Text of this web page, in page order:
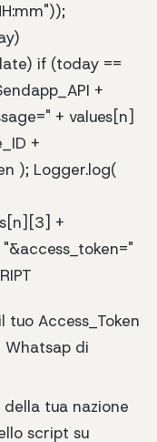
if (today ==
+
+ values[n]
+
); Logger.log(
+
Access_Token
Whatsap di
tua nazione
script su